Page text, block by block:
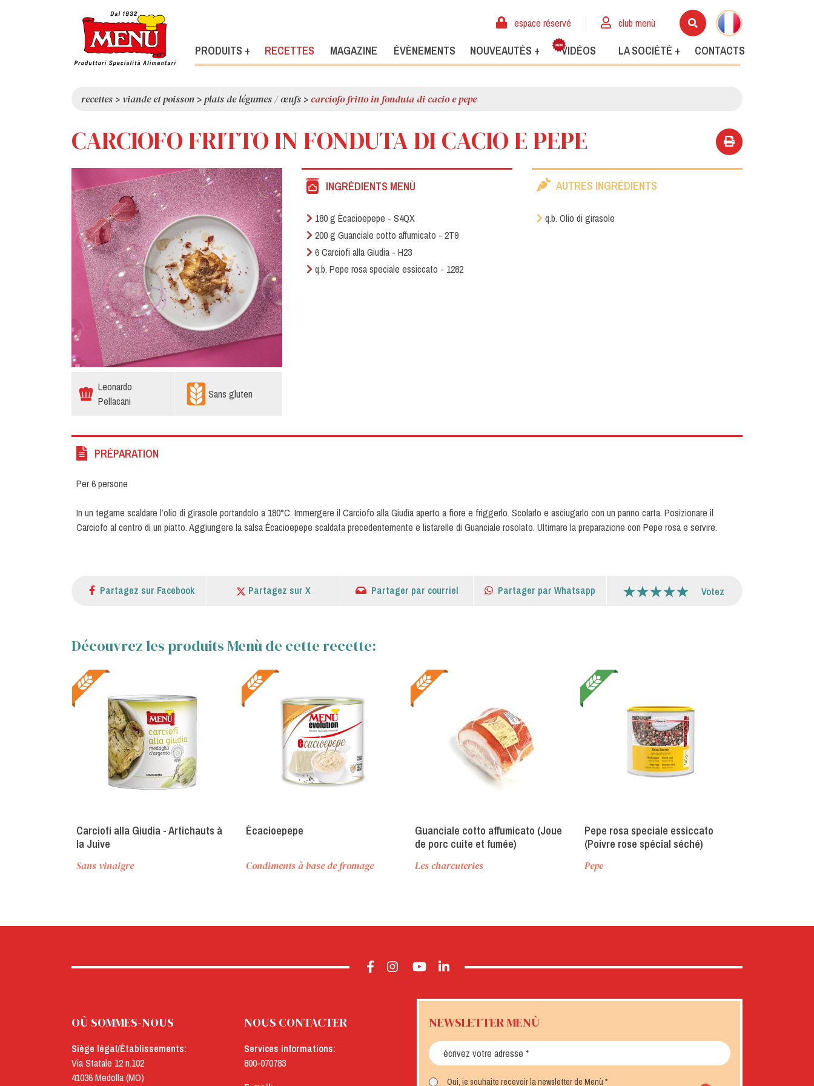
espace réservé club menù
PRODUITS + RECETTES MAGAZINE ÉVÈNEMENTS NOUVEAUTÉS + VIDÉOS LA SOCIÉTÉ + CONTACTS
recettes > viande et poisson >plats de légumes / œufs >carciofo fritto in fonduta di cacio e pepe
CARCIOFO FRITTO IN FONDUTA DI CACIO E PEPE
Leonardo
Pellacani
Sans gluten
INGRÉDIENTS MENÙ
180 g Ècacioepepe - S4QX
200 g Guanciale cotto affumicato - 2T9
6 Carciofi alla Giudia - H23
q.b. Pepe rosa speciale essiccato - 1282
AUTRES INGRÉDIENTS
q.b. Olio di girasole
PRÉPARATION
Per 6 persone
In un tegame scaldare l’olio di girasole portandolo a 180°C. Immergere il Carciofo alla Giudìa aperto a fiore e friggerlo. Scolarlo e asciugarlo con un panno carta. Posizionare il
Carciofo al centro di un piatto. Aggiungere la salsa Ècacioepepe scaldata precedentemente e listarelle di Guanciale rosolato. Ultimare la preparazione con Pepe rosa e servire.
Partagez sur Facebook Partagez sur X Partager par courriel Partager par Whatsapp Votez
Découvrez les produits Menù de cette recette:
Carciofi alla Giudia - Artichauts à
la Juive
Sans vinaigre
Ècacioepepe
Condiments à base de fromage
Guanciale cotto affumicato (Joue
de porc cuite et fumée)
Les charcuteries
Pepe rosa speciale essiccato
(Poivre rose spécial séché)
Pepe
OÙ SOMMES-NOUS
Siège légal/Établissements:
Via Statale 12 n.102
41036 Medolla (MO)
NOUS CONTACTER
Services informations:
800-070783
NEWSLETTER MENÙ
Oui, je souhaite recevoir la newsletter de Menù *